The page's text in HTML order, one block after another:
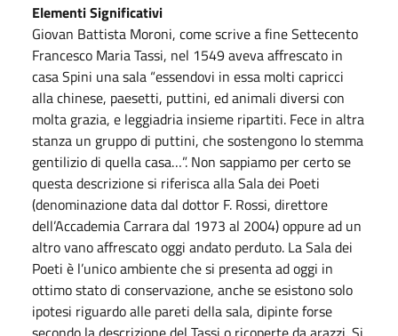
Elementi Significativi
Giovan Battista Moroni, come scrive a fine Settecento
Francesco Maria Tassi, nel 1549 aveva affrescato in
casa Spini una sala “essendovi in essa molti capricci
alla chinese, paesetti, puttini, ed animali diversi con
molta grazia, e leggiadria insieme ripartiti. Fece in altra
stanza un gruppo di puttini, che sostengono lo stemma
gentilizio di quella casa…”. Non sappiamo per certo se
questa descrizione si riferisca alla Sala dei Poeti
(denominazione data dal dottor F. Rossi, direttore
dell’Accademia Carrara dal 1973 al 2004) oppure ad un
altro vano affrescato oggi andato perduto. La Sala dei
Poeti è l’unico ambiente che si presenta ad oggi in
ottimo stato di conservazione, anche se esistono solo
ipotesi riguardo alle pareti della sala, dipinte forse